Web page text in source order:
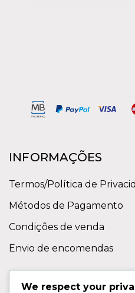
INFORMAÇÕES
Termos/Política de
Métodos de Pagamento
Condições de venda
Envio de encomendas
We respect your